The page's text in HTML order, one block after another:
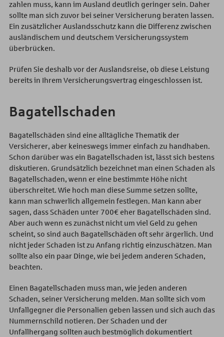
zahlen muss, kann im Ausland deutlich geringer sein. Daher
sollte man sich zuvor bei seiner Versicherung beraten lassen.
Ein zusätzlicher Auslandsschutz kann die Differenz zwischen
ausländischem und deutschem Versicherungssystem
überbrücken.
Prüfen Sie deshalb vor der Auslandsreise, ob diese Leistung
bereits in Ihrem Versicherungsvertrag eingeschlossen ist.
Bagatellschaden
Bagatellschäden sind eine alltägliche Thematik der
Versicherer, aber keineswegs immer einfach zu handhaben.
Schon darüber was ein Bagatellschaden ist, lässt sich bestens
diskutieren. Grundsätzlich bezeichnet man einen Schaden als
Bagatellschaden, wenn er eine bestimmte Höhe nicht
überschreitet. Wie hoch man diese Summe setzen sollte,
kann man schwerlich allgemein festlegen. Man kann aber
sagen, dass Schäden unter 700€ eher Bagatellschäden sind.
Aber auch wenn es zunächst nicht um viel Geld zu gehen
scheint, so sind auch Bagatellschäden oft sehr ärgerlich. Und
nicht jeder Schaden ist zu Anfang richtig einzuschätzen. Man
sollte also ein paar Dinge, wie bei jedem anderen Schaden,
beachten.
Einen Bagatellschaden muss man, wie jeden anderen
Schaden, seiner Versicherung melden. Man sollte sich vom
Unfallgegner die Personalien geben lassen und sich auch das
Nummernschild notieren. Der Schaden und der
Unfallhergang sollten auch bestmöglich dokumentiert